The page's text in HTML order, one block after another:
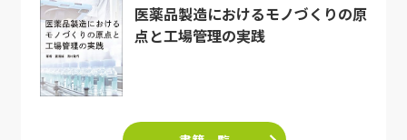
医薬品製造におけるモノづくりの原
点と工場管理の実践